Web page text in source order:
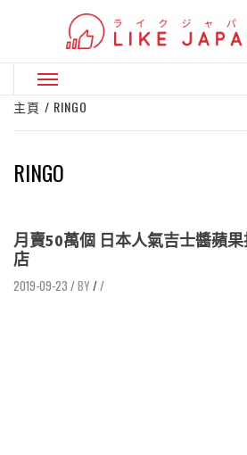
Primary
Menu
主頁 RINGO
RINGO
月賣50萬個 日本人氣吉士醬蘋果
店
2019-09-23 / //